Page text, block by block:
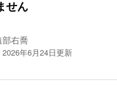
せん
部右喬
2026年6月24日更新